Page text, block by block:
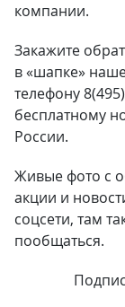
компании.
Закажите
в «шапке»
телефону
бесплатному
России.
Живые фото с
акции и
соцсети, там
пообщаться.